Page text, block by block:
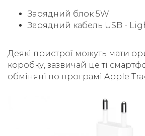
Зарядний блок 5W
Зарядний кабель USB -
Деякі пристрої можуть мати
коробку, зазвичай це ті
обміняні по програмі Apple